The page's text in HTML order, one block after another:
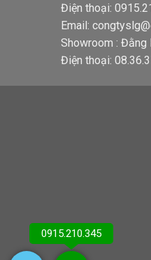
Điện thoại:
Email:
Showroom : Đằng
Điện thoại:
0915.210.345